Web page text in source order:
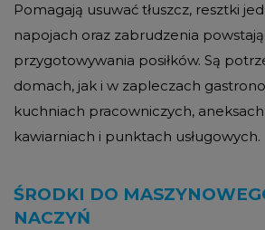
Pomagają usuwać tłuszcz, resztki
napojach oraz zabrudzenia
przygotowywania posiłków. Są
domach, jak i w zapleczach
kuchniach pracowniczych,
kawiarniach i punktach usługowych.
ŚRODKI DO
NACZYŃ